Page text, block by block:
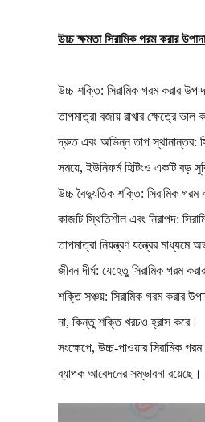
উচ্চ ক্ষমতা সিরামিক গরম করার
উচ্চ শক্তি: সিরামিক গরম করার
তাপমাত্রা বজায় রাখার ক্ষেত্রে ভাল
দ্রুত এবং অভিন্ন তাপ স্থানান্তর:
সময়ে, ইউনিফর্ম হিটিংও একটি বড়
উচ্চ বৈদ্যুতিক শক্তি: সিরামিক গরম
কাজটি স্থিতিশীল এবং নিরাপদ:
তাপমাত্রা নিয়ন্ত্রণ যন্ত্রের
জীবন দীর্ঘ: যেহেতু সিরামিক গরম
শক্তি সঞ্চয়: সিরামিক গরম করার
না, কিন্তু শক্তি খরচও হ্রাস করে।
সংক্ষেপে, উচ্চ-পাওয়ার সিরামিক
ব্যাপক আবেদনের সম্ভাবনা রয়েছে।